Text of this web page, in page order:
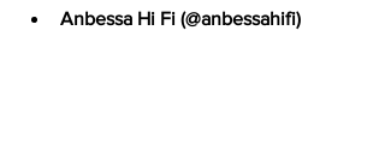
Anbessa Hi Fi (@anbessahifi)